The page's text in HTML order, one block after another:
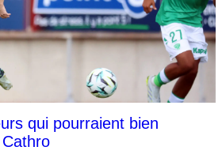
qui pourraient bien